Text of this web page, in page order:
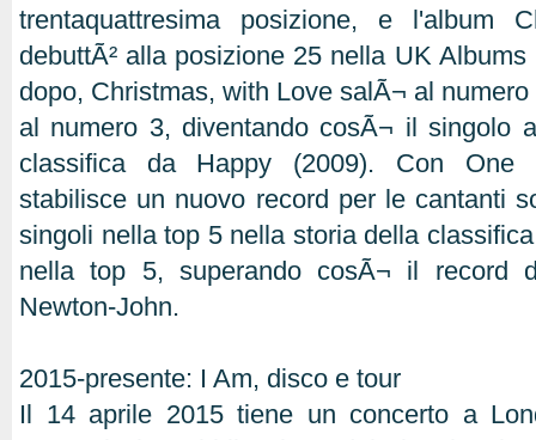
trentaquattresima posizione, e l'album
debuttÃ² alla posizione 25 nella UK
dopo, Christmas, with Love salÃ¬ al
al numero 3, diventando cosÃ¬ il singolo
classifica da Happy (2009). Con One
stabilisce un nuovo record per le cantanti
singoli nella top 5 nella storia della
nella top 5, superando cosÃ¬ il record
Newton-John.
2015-presente: I Am, disco e tour
Il 14 aprile 2015 tiene un concerto a